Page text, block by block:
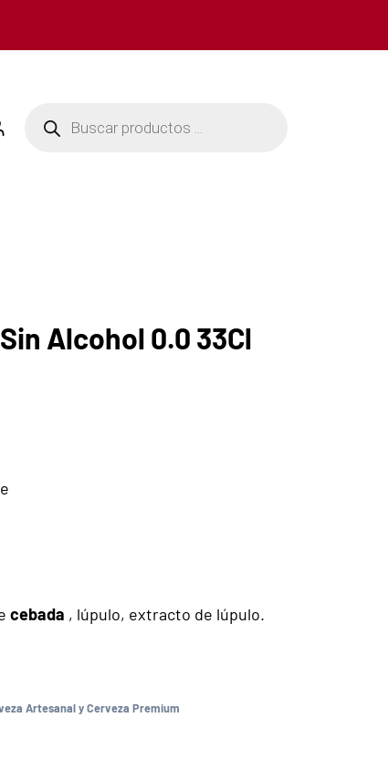
Alcohol 0.0 33Cl
cebada , lúpulo, extracto de lúpulo.
Artesanal y Cerveza Premium